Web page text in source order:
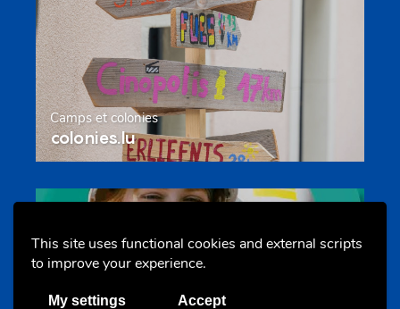
This site uses functional cookies and external scripts
to improve your experience.
My settings Accept
Camps et colonies
colonies.lu